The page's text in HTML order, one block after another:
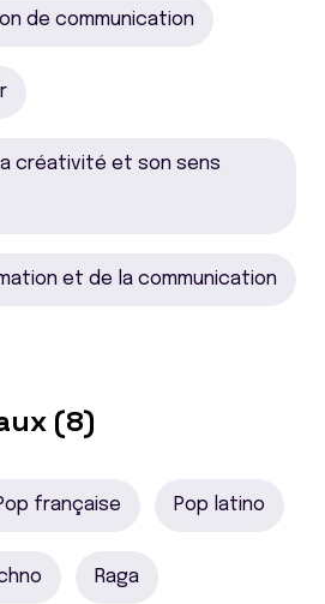
de communication
créativité et son sens
et de la communication
(8)
française Pop latino
Raga